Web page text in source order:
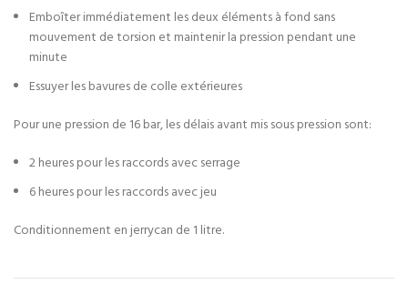
Emboîter immédiatement les deux éléments à fond sans
mouvement de torsion et maintenir la pression pendant une
minute
Essuyer les bavures de colle extérieures
Pour une pression de 16 bar, les délais avant mis sous pression sont:
2 heures pour les raccords avec serrage
6 heures pour les raccords avec jeu
Conditionnement en jerrycan de 1 litre.